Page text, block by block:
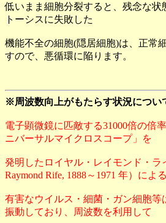
低いまま細胞分裂すると、残念な状
トーシスに失敗した
機能不全の細胞(隠居細胞)は、正常
すので、悪循環に陥ります。
※周波数向上がもたらす状況につい
電子顕微鏡に匹敵する31000倍の倍
ニバーサルマイクロスコープ」を
発明したロイヤル・レイモンド・ラ
Raymond Rife, 1888～1971 年）による
有害なウイルス・細菌・ガン細胞等
振動しており、周波数を利用して